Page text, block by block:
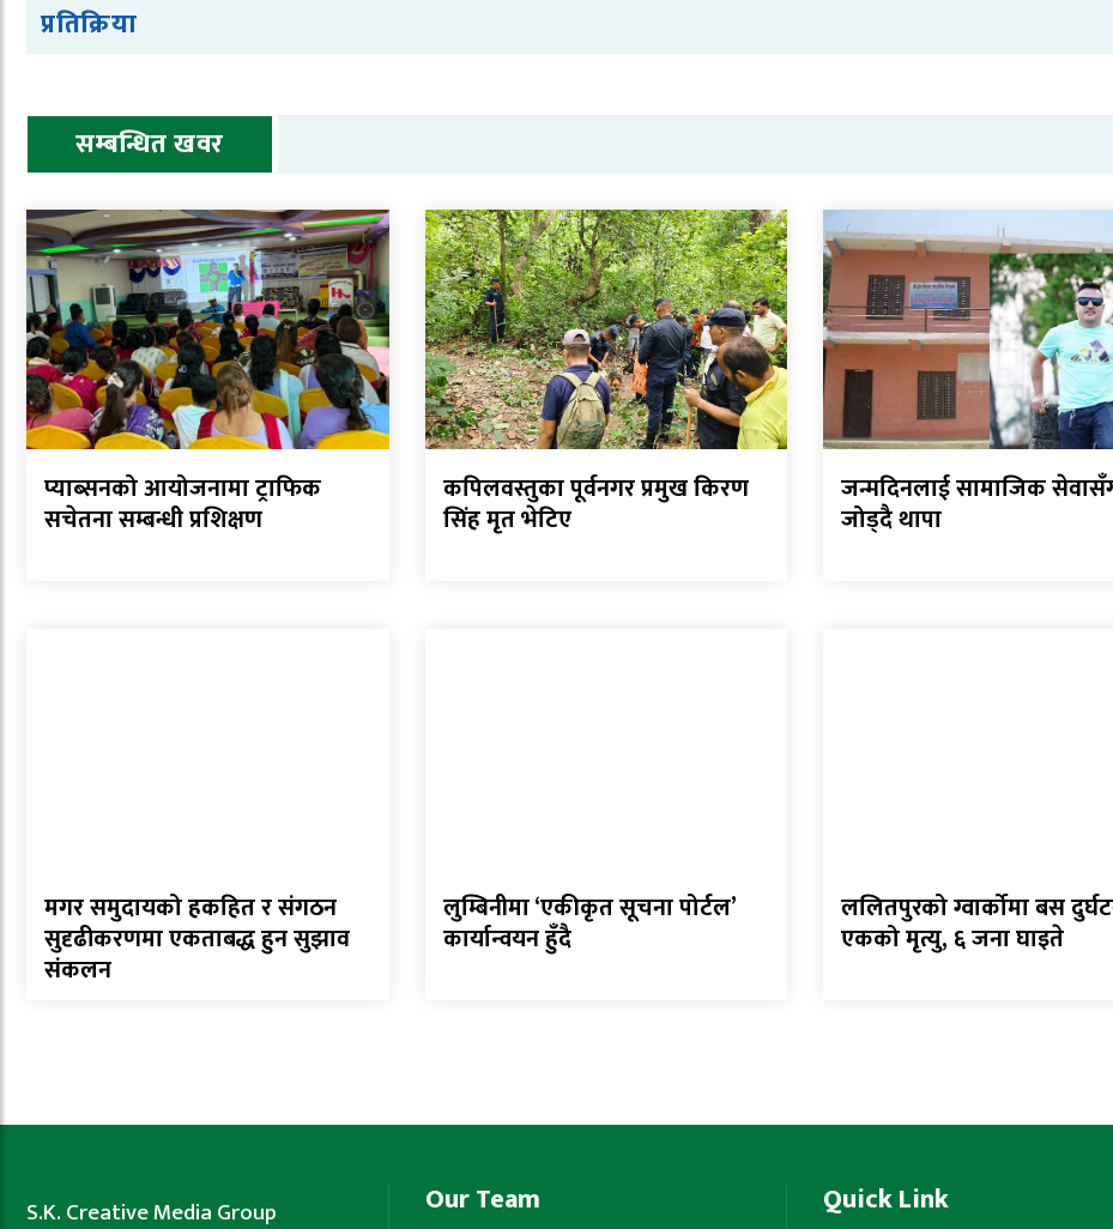
प्रतिक्रिया
सम्बन्धित खवर
प्याब्सनको आयोजनामा ट्राफिक
सचेतना सम्बन्धी प्रशिक्षण
कपिलवस्तुका पूर्वनगर प्रमुख किरण
सिंह मृत भेटिए
जन्मदिनलाई सामाजिक
जोड्दै थापा
मगर समुदायको हकहित र संगठन
सुदृढीकरणमा एकताबद्ध हुन सुझाव
संकलन
लुम्बिनीमा ‘एकीकृत सूचना पोर्टल’
कार्यान्वयन हुँदै
ललितपुरको ग्वार्कोमा बस
एकको मृत्यु, ६ जना घाइते
S.K. Creative Media Group Our Team Quick Link